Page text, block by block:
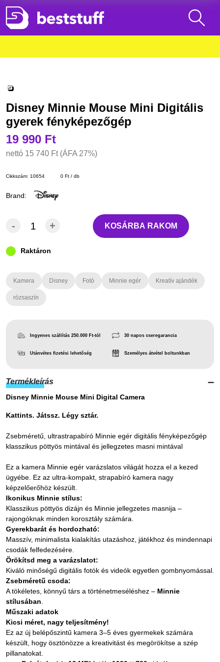
Disney Minnie Mouse Mini Digitális
gyerek fényképezőgép
19 990 Ft
nettó 15 740 Ft (ÁFA 27%)
Cikkszám: 10654 0 Ft / db
Brand:
- + KOSÁRBA RAKOM
Raktáron
Kamera Disney Fotó Minnie egér Kreatív ajándék
rózsaszín
Ingyenes szállítás 250.000 Ft-tól
Utánvétes fizetési lehetőség
30 napos cseregarancia
Személyes átvétel boltunkban
Termékleírás
Disney Minnie Mouse Mini Digital Camera
Kattints. Játssz. Légy sztár.
Zsebméretű, ultrastrapabíró Minnie egér digitális fényképezőgép
klasszikus pöttyös mintával és jellegzetes masni mintával
Ez a kamera Minnie egér varázslatos világát hozza el a kezed
ügyébe. Ez az ultra-kompakt, strapabíró kamera nagy
képzelőerőhöz készült.
Ikonikus Minnie stílus:
Klasszikus pöttyös dizájn és Minnie jellegzetes masnija –
rajongóknak minden korosztály számára.
Gyerekbarát és hordozható:
Masszív, minimalista kialakítás utazáshoz, játékhoz és mindennapi
csodák felfedezésére.
Örökítsd meg a varázslatot:
Kiváló minőségű digitális fotók és videók egyetlen gombnyomással.
Zsebméretű csoda:
A tökéletes, könnyű társ a történetmeséléshez – Minnie
stílusában.
Műszaki adatok
Kicsi méret, nagy teljesítmény!
Ez az új belépőszintű kamera 3–5 éves gyermekek számára
készült, hogy ösztönözze a kreativitást és megörökítse a szép
pillanatokat.